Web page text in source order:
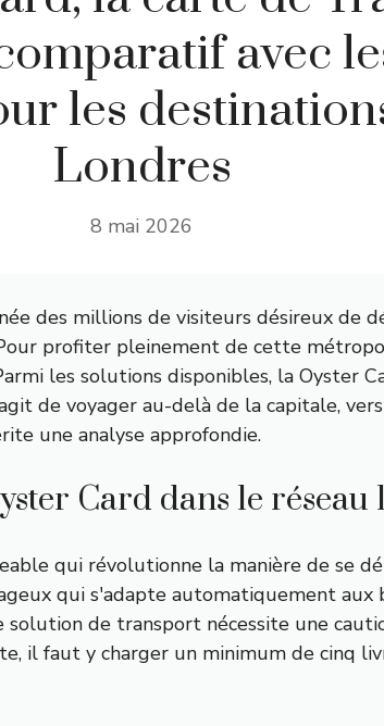
avec
les
Londres
8 mai 2026
des millions de visiteurs désireux de
profiter pleinement de cette
les solutions disponibles, la Oyster
de voyager au-delà de la capitale,
une analyse approfondie.
Card dans le
qui révolutionne la manière de se
qui s'adapte automatiquement aux
de transport nécessite une
il faut y charger un minimum de cinq